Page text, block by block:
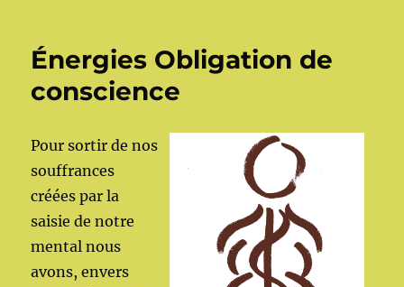
Énergies Obligation de
conscience
Pour sortir de nos
souffrances
créées par la
saisie de notre
mental nous
avons, envers